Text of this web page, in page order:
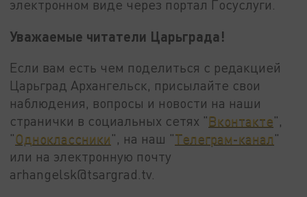
электронном виде через портал Госуслуги.
Уважаемые читатели Царьграда!
Если вам есть чем поделиться с редакцией
Царьград Архангельск, присылайте свои
наблюдения, вопросы и новости на наши
странички в социальных сетях "Вконтакте",
"Одноклассники", на наш "Телеграм-канал"
или на электронную почту
arhangelsk@tsargrad.tv.